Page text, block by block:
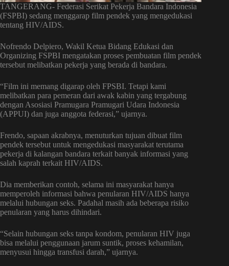
TANGERANG- Federasi Serikat Pekerja Bandara Indonesia
(FSPBI) sedang menggarap film pendek yang mengedukasi
tentang HIV/AIDS.
Nofrendo Delpiero, Wakil Ketua Bidang Edukasi dan
Organizing FSPBI mengatakan proses pembuatan film pendek
tersebut melibatkan pekerja yang berada di bandara.
“Film ini memang digarap oleh FPSBI. Tetapi kami
melibatkan para pemeran dari awak kabin yang tergabung
dengan Asosiasi Pramugara Pramugari Udara Indonesia
(APPUI) dan juga anggota federasi,” ujarnya.
Frendo, sapaan akrabnya, menuturkan tujuan dibuat film
pendek tersebut untuk mengedukasi masyarakat terutama
pekerja di kalangan bandara terkait banyak informasi yang
salah kaprah terkait HIV/AIDS.
Dia memberikan contoh, selama ini masyarakat hanya
memperoleh informasi bahwa penularan HIV/AIDS hanya
melalui hubungan seks. Padahal masih ada beberapa risiko
penularan yang harus dihindari.
“Selain hubungan seks tanpa kondom, penularan HIV juga
bisa melalui penggunaan jarum suntik, proses kehamilan,
menyusui hingga transfusi darah,” ujarnya.